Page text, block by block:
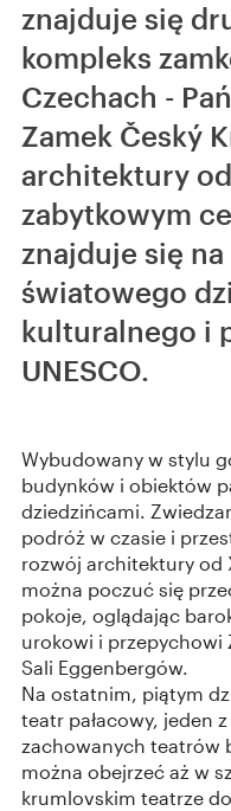
znajduje się
kompleks
Czechach -
Zamek Český
architektury
zabytkowym
znajduje się
światowego
kulturalnego i
UNESCO.
Wybudowany w stylu
budynków i obiektów
dziedzińcami.
podróż w czasie i
rozwój architektury od
można poczuć się
pokoje, oglądając
urokowi i przepychowi
Sali Eggenbergów.
Na ostatnim, piątym
teatr pałacowy, jeden
zachowanych teatrów
można obejrzeć aż w
krumlovskim teatrze